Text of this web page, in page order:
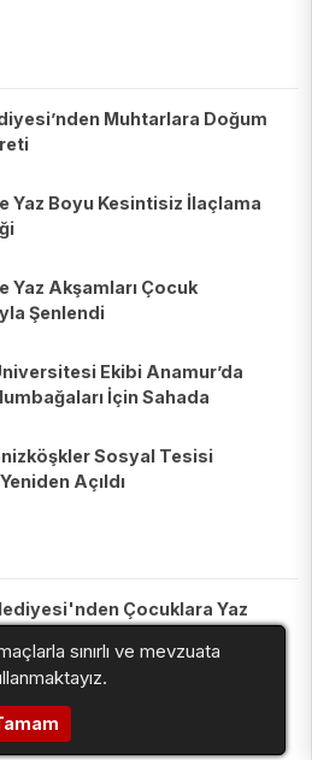
Muhtarlara Doğum
Yaz Boyu Kesintisiz İlaçlama
Yaz Akşamları Çocuk
Şenlendi
Ekibi Anamur’da
İçin Sahada
Sosyal Tesisi
Açıldı
Çocuklara Yaz
Öğrenciler Yaz Okulunda
ve Öğrenme Bir Arada
sınırlı ve mevzuata